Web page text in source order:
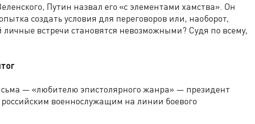
Путин назвал его «с элементами хамства». Он
создать условия для переговоров или, наоборот,
личные встречи становятся невозможными? Судя по всему,
— «любителю эпистолярного жанра» — президент
российским военнослужащим на линии боевого